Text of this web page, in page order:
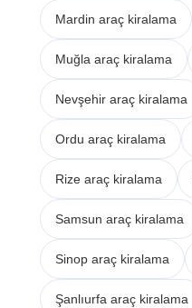
Mardin araç kiralama
Muğla araç kiralama
Nevşehir araç kiralama
Ordu araç kiralama
Rize araç kiralama
Samsun araç kiralama
Sinop araç kiralama
Şanlıurfa araç kiralama